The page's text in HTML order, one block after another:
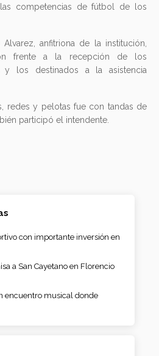
competencias de fútbol de los
anfitriona de la institución,
frente a la recepción de los
y los destinados a la asistencia
redes y pelotas fue con tandas de
participó el intendente.
con importante inversión en
a San Cayetano en Florencio
encuentro musical donde